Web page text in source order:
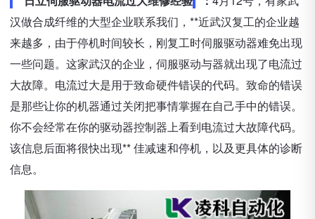
汉做合成纤维的大型企业联系我们，**近武汉复工的企业越
来越多，由于停机时间较长，刚复工时伺服驱动器难免出现
一些问题。这家武汉的企业，伺服驱动与器就出现了电流过
大故障。电流过大是用于致命硬件错误的代码。致命的错误
是那些让你的机器通过关闭把事情掌握在自己手中的错误。
你不会经常在你的驱动器控制器上看到电流过大故障代码。
该信息后面将很快出现** 佳减速和停机，以及更具体的诊断
信息。